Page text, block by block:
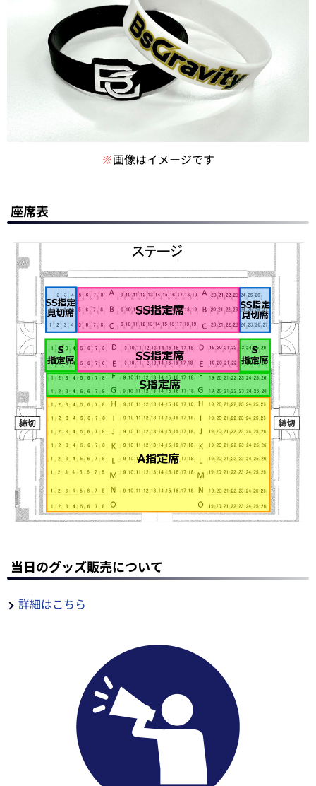
※画像はイメージです
座席表
当日のグッズ販売について
詳細はこちら